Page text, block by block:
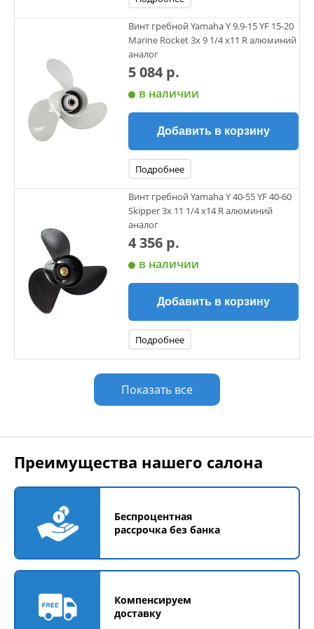
Винт гребной Yamaha Y 9.9-15 YF 15-20
Marine Rocket 3х 9 1/4 х11 R алюминий
аналог
5 084 р.
в наличии
Добавить в корзину
Подробнее
Винт гребной Yamaha Y 40-55 YF 40-60
Skipper 3х 11 1/4 х14 R алюминий
аналог
4 356 р.
в наличии
Добавить в корзину
Подробнее
Показать все
Преимущества нашего салона
Беспроцентная
рассрочка без банка
Компенсируем
доставку